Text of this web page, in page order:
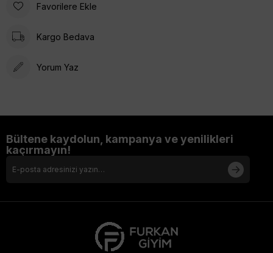
uygun modeli seçmenin keyfini çıkartınız :) Şimdi favori
İpek Eşarp modellerine mutlaka göz atınız, uygun fiyatları
Favorilere Ekle
Kargo Bedava
Yorum Yaz
Bültene kaydolun, kampanya ve yenilikleri
kaçırmayın!